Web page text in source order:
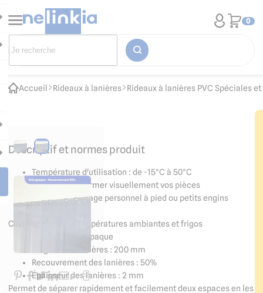
0
Accueil Rideaux à lanières Rideaux à lanières PVC Spéciales
Descriptif et normes produit
Température d'utilisation : de -15°C à 50°C
Opaque pour fermer visuellement vos pièces
Idéal pour passage personnel à pied ou petits engins
Convient pour les températures ambiantes et frigos
Couleur : gris, opaque
Largeur des lanières : 200 mm
Recouvrement des lanières : 50%
Épaisseur des lanières : 2 mm
Permet de séparer rapidement et facilement deux espaces en les